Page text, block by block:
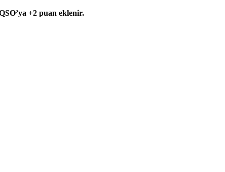
+2 puan eklenir.